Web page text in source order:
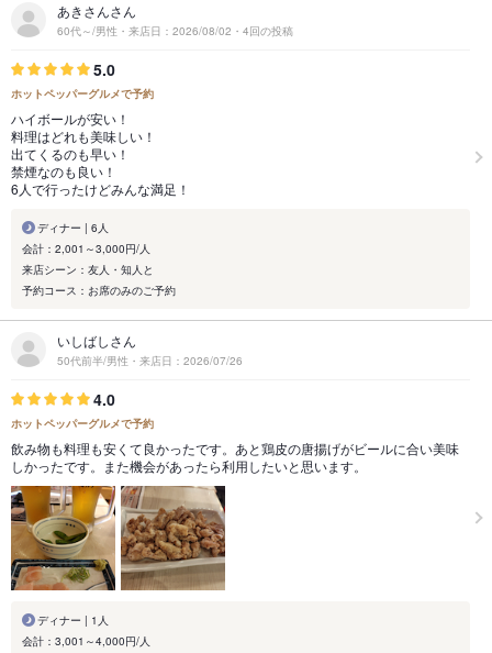
あきさんさん
60代～/男性・来店日：2026/08/02・4回の投稿
5.0
ホットペッパーグルメで予約
ハイボールが安い！
料理はどれも美味しい！
出てくるのも早い！
禁煙なのも良い！
6人で行ったけどみんな満足！
ディナー | 6人
会計：2,001～3,000円/人
来店シーン：友人・知人と
予約コース：お席のみのご予約
いしばしさん
50代前半/男性・来店日：2026/07/26
4.0
ホットペッパーグルメで予約
飲み物も料理も安くて良かったです。あと鶏皮の唐揚げがビールに合い美味
しかったです。また機会があったら利用したいと思います。
ディナー | 1人
会計：3,001～4,000円/人